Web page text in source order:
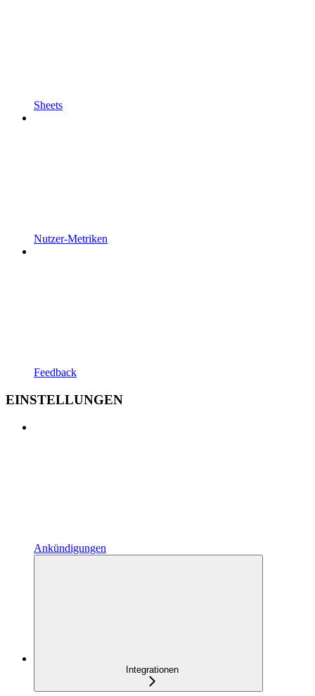
Sheets
Nutzer-Metriken
Feedback
EINSTELLUNGEN
Ankündigungen
Integrationen